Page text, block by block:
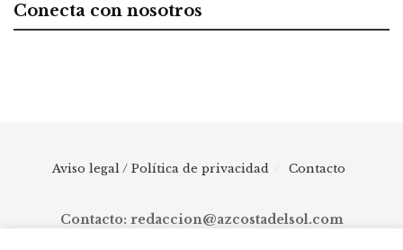
Conecta con nosotros
Aviso legal / Política de privacidad Contacto
Contacto: redaccion@azcostadelsol.com